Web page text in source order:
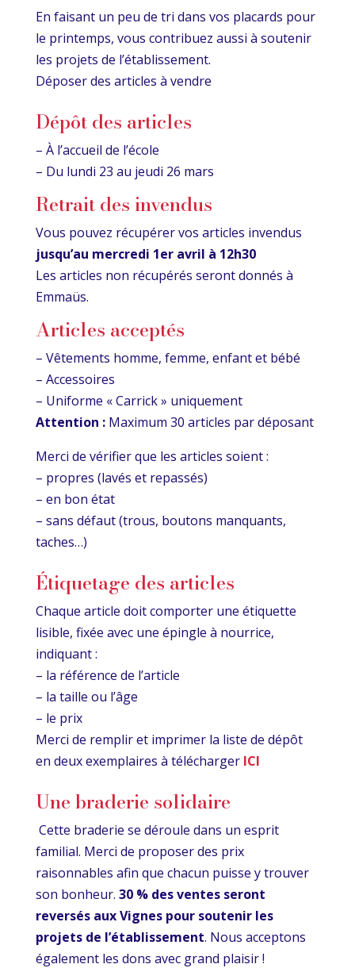
En faisant un peu de tri dans vos placards pour
le printemps, vous contribuez aussi à soutenir
les projets de l’établissement.
Déposer des articles à vendre
Dépôt des articles
– À l’accueil de l’école
– Du lundi 23 au jeudi 26 mars
Retrait des invendus
Vous pouvez récupérer vos articles invendus
jusqu’au mercredi 1er avril à 12h30
Les articles non récupérés seront donnés à
Emmaüs.
Articles acceptés
– Vêtements homme, femme, enfant et bébé
– Accessoires
– Uniforme « Carrick » uniquement
Attention :Maximum 30 articles par déposant
Merci de vérifier que les articles soient :
– propres (lavés et repassés)
– en bon état
– sans défaut (trous, boutons manquants,
taches…)
Étiquetage des articles
Chaque article doit comporter une étiquette
lisible, fixée avec une épingle à nourrice,
indiquant :
– la référence de l’article
– la taille ou l’âge
– le prix
Merci de remplir et imprimer la liste de dépôt
en deux exemplaires à télécharger ICI
Une braderie solidaire
Cette braderie se déroule dans un esprit
familial. Merci de proposer des prix
raisonnables afin que chacun puisse y trouver
son bonheur. 30 % des ventes seront
reversés aux Vignes pour soutenir les
projets de l’établissement. Nous acceptons
également les dons avec grand plaisir !